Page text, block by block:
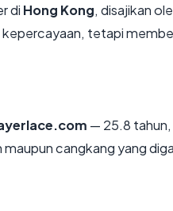
di Hong Kong, disajikan
tetapi
— 25.8
maupun cangkang yang